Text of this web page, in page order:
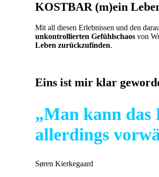
KOSTBAR (m)ein
Mit all diesen Erlebnissen und den
unkontrollierten Gefühlschaos von
Leben zurückzufinden.
Eins ist mir klar
„Man kann das
allerdings
Søren Kierkegaard